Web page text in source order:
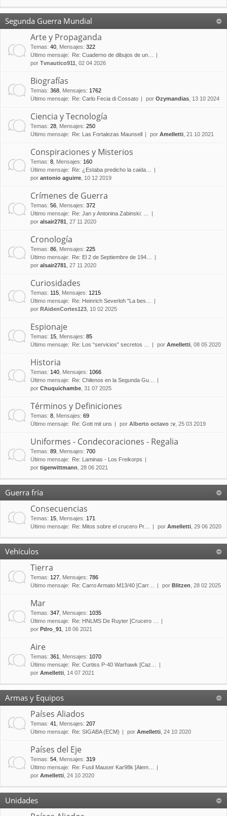
Segunda Guerra Mundial
Arte y Propaganda
Temas: 40 Mensajes: 322
Último mensaje:
Re: Cuaderno de dibujos de un…
por Tvnautico911 , 02 04 2026
Biografías
Temas: 368 Mensajes: 1762
Último mensaje:
Re: Carlo Fecia di Cossato por Ozymandias , 13 10 2024
Ciencia y Tecnología
Temas: 28 Mensajes: 250
Último mensaje:
Re: Las Fortalezas Maunsell por Amelletti , 21 10 2021
Conspiraciones y Misterios
Temas: 8 Mensajes: 160
Último mensaje:
Re: ¿Estaba predicho la caida…
por antonio aguirre , 10 12 2019
Crímenes de Guerra
Temas: 56 Mensajes: 372
Último mensaje:
Re: Jan y Antonina Zabinski: …
por alsair2781 , 27 11 2020
Cronología
Temas: 86 Mensajes: 225
Último mensaje:
Re: El 2 de Septiembre de 194…
por alsair2781 , 27 11 2020
Curiosidades
Temas: 115 Mensajes: 1215
Último mensaje:
Re: Heinrich Severloh "La bes…
por RAidenCortes123 , 10 02 2025
Espionaje
Temas: 15 Mensajes: 85
Último mensaje:
Re: Los “servicios” secretos … por Amelletti , 08 05 2020
Historia
Temas: 140 Mensajes: 1066
Último mensaje:
Re: Chilenos en la Segunda Gu…
por Chuquichambe , 31 07 2025
Términos y Definiciones
Temas: 8 Mensajes: 69
Último mensaje:
Re: Gott mit uns por Alberto octavo :v , 25 03 2019
Uniformes - Condecoraciones - Regalia
Temas: 89 Mensajes: 700
Último mensaje:
Re: Laminas - Los Freikorps
por tigerwittmann , 28 06 2021
Guerra fría
Consecuencias
Temas: 15 Mensajes: 171
Último mensaje:
Re: Mitos sobre el crucero Pr… por Amelletti , 29 06 2020
Vehículos
Tierra
Temas: 127 Mensajes: 786
Último mensaje:
Re: Carro Armato M13/40 [Carr… por Blitzen , 28 02 2025
Mar
Temas: 347 Mensajes: 1035
Último mensaje:
Re: HNLMS De Ruyter [Crucero …
por Pdro_91 , 18 06 2021
Aire
Temas: 361 Mensajes: 1070
Último mensaje:
Re: Curtiss P-40 Warhawk [Caz…
por Amelletti , 14 07 2021
Armas y Equipos
Países Aliados
Temas: 41 Mensajes: 207
Último mensaje:
Re: SIGABA (ECM) por Amelletti , 24 10 2020
Países del Eje
Temas: 54 Mensajes: 319
Último mensaje:
Re: Fusil Mauser Kar98k [Alem…
por Amelletti , 24 10 2020
Unidades